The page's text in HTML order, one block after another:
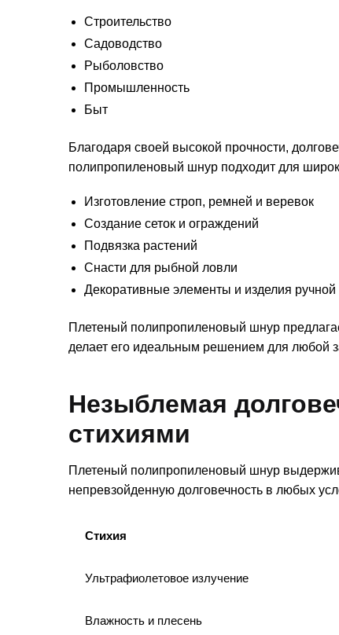
Строительство
Садоводство
Рыболовство
Промышленность
Быт
Благодаря своей высокой прочности,
полипропиленовый шнур подходит для
Изготовление строп, ремней и веревок
Создание сеток и ограждений
Подвязка растений
Снасти для рыбной ловли
Декоративные элементы и изделия
Плетеный полипропиленовый шнур
делает его идеальным решением для любой
Незыблемая
стихиями
Плетеный полипропиленовый шнур
непревзойденную долговечность в любых
Стихия
Ультрафиолетовое излучение
Влажность и плесень